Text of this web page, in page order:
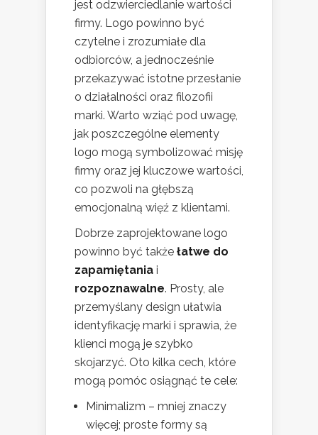
jest odzwierciedlanie wartości
firmy. Logo powinno być
czytelne i zrozumiałe dla
odbiorców, a jednocześnie
przekazywać istotne przesłanie
o działalności oraz filozofii
marki. Warto wziąć pod uwagę,
jak poszczególne elementy
logo mogą symbolizować misję
firmy oraz jej kluczowe wartości,
co pozwoli na głębszą
emocjonalną więź z klientami.
Dobrze zaprojektowane logo
powinno być także łatwe do
zapamiętania i
rozpoznawalne. Prosty, ale
przemyślany design ułatwia
identyfikację marki i sprawia, że
klienci mogą je szybko
skojarzyć. Oto kilka cech, które
mogą pomóc osiągnąć te cele:
Minimalizm – mniej znaczy
więcej; proste formy są